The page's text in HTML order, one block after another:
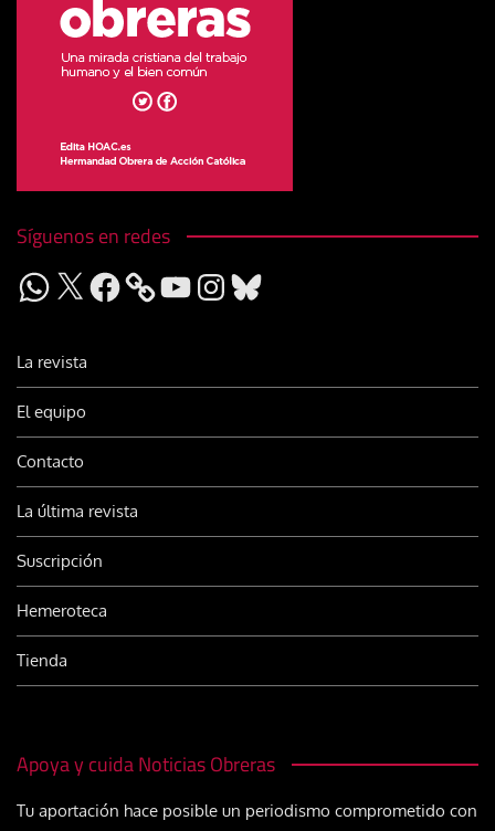
Síguenos en redes
WhatsApp
X Facebook YouTubeInstagram
Bluesky
La revista
El equipo
Contacto
La última revista
Suscripción
Hemeroteca
Tienda
Apoya y cuida Noticias Obreras
Tu aportación hace posible un periodismo comprometido con